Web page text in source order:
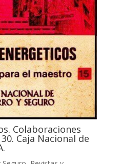
Colaboraciones
Caja Nacional de